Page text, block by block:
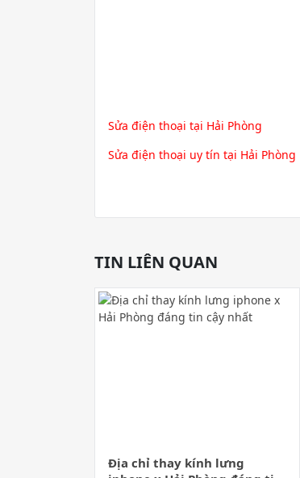
Sửa điện thoại tại Hải Phòng
Sửa điện thoại uy tín tại Hải Phòng
TIN LIÊN QUAN
Địa chỉ thay kính lưng